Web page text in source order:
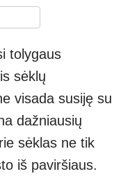
tolygaus
sėklų
visada susiję su
dažniausių
sėklas ne tik
iš paviršiaus.